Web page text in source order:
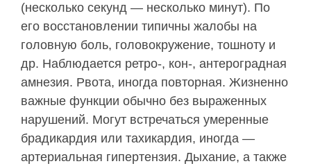
(несколько секунд — несколько минут). По
его восстановлении типичны жалобы на
головную боль, головокружение, тошноту и
др. Наблюдается рет­ро-, кон-, антероградная
амнезия. Рвота, иногда повторная. Жизненно
важные функции обычно без выраженных
нарушений. Могут встречаться умерен­ные
брадикардия или тахикардия, иногда —
артери­альная гипертензия. Дыхание, а также